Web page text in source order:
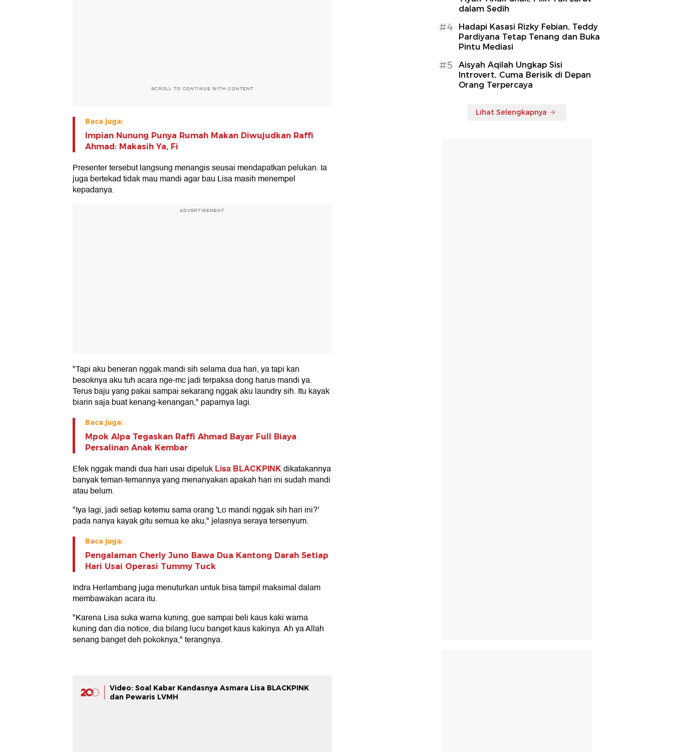
SCROLL TO CONTINUE WITH CONTENT
Baca juga:
Impian Nunung Punya Rumah Makan Diwujudkan Raffi
Ahmad: Makasih Ya, Fi
Presenter tersebut langsung menangis seusai mendapatkan pelukan. Ia
juga bertekad tidak mau mandi agar bau Lisa masih menempel
kepadanya.
ADVERTISEMENT
"Tapi aku beneran nggak mandi sih selama dua hari, ya tapi kan
besoknya aku tuh acara nge-mc jadi terpaksa dong harus mandi ya.
Terus baju yang pakai sampai sekarang nggak aku laundry sih. Itu kayak
biarin saja buat kenang-kenangan," paparnya lagi.
Baca juga:
Mpok Alpa Tegaskan Raffi Ahmad Bayar Full Biaya
Persalinan Anak Kembar
Efek nggak mandi dua hari usai dipelukLisa BLACKPINKdikatakannya
banyak teman-temannya yang menanyakan apakah hari ini sudah mandi
atau belum.
"Iya lagi, jadi setiap ketemu sama orang 'Lo mandi nggak sih hari ini?'
pada nanya kayak gitu semua ke aku," jelasnya seraya tersenyum.
Baca juga:
Pengalaman Cherly Juno Bawa Dua Kantong Darah Setiap
Hari Usai Operasi Tummy Tuck
Indra Herlambang juga menuturkan untuk bisa tampil maksimal dalam
membawakan acara itu.
"Karena Lisa suka warna kuning, gue sampai beli kaus kaki warna
kuning dan dia notice, dia bilang lucu banget kaus kakinya. Ah ya Allah
senang banget deh pokoknya," terangnya.
Video: Soal Kabar Kandasnya Asmara Lisa BLACKPINK
dan Pewaris LVMH
dalam Sedih
#4
Hadapi Kasasi Rizky Febian, Teddy
Pardiyana Tetap Tenang dan Buka
Pintu Mediasi
#5
Aisyah Aqilah Ungkap Sisi
Introvert, Cuma Berisik di Depan
Orang Terpercaya
Lihat Selengkapnya